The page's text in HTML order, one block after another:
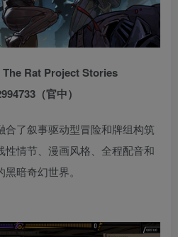
Rat Project Stories
（官中）
合了叙事驱动型冒险和牌组构筑
情节、漫画风格、全程配音和
暗奇幻世界。